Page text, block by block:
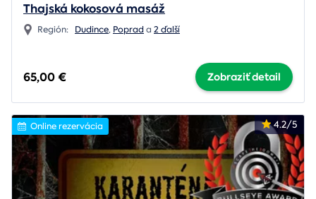
Thajská kokosová masáž
Región: Dudince, Poprada 2 ďalší
65,00 € Zobraziť detail
4.2/5
Online rezervácia